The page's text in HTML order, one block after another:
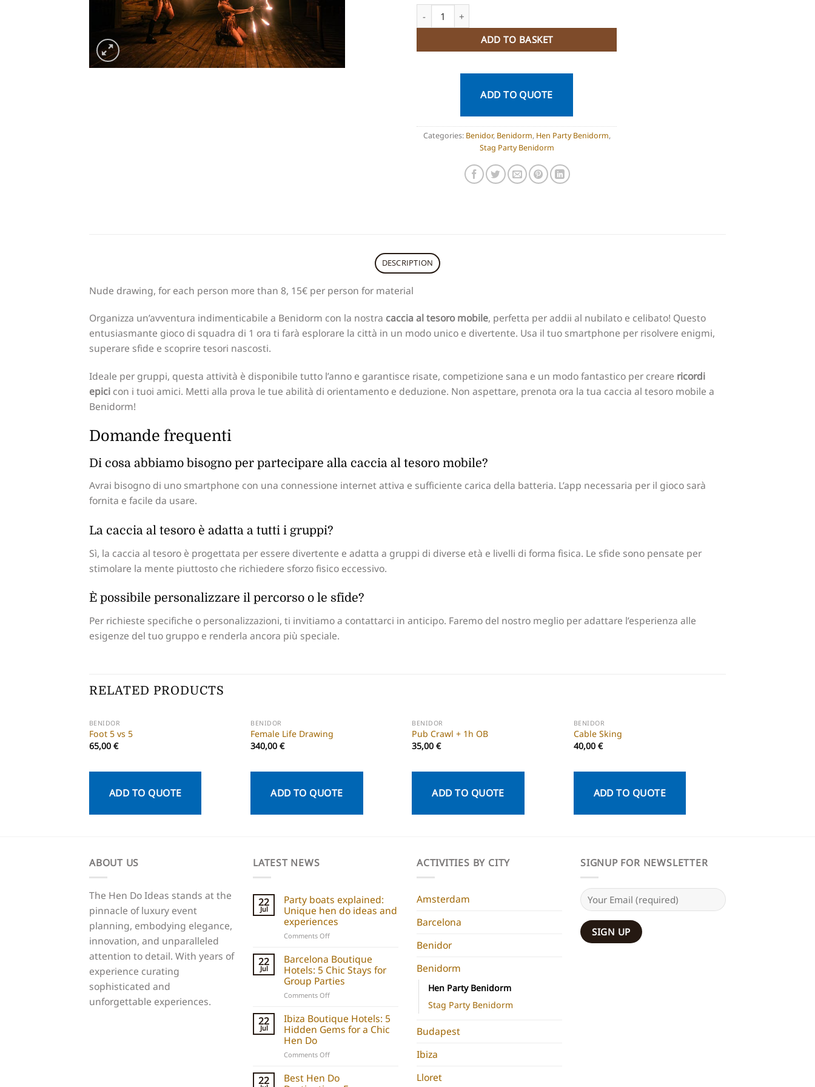
Treasure Hunt whith Mobile quantity
ADD TO BASKET
ADD TO QUOTE
Categories: Benidor, Benidorm, Hen Party Benidorm,
Stag Party Benidorm
DESCRIPTION
Nude drawing, for each person more than 8, 15€ per person for material
Organizza un’avventura indimenticabile a Benidorm con la nostra caccia al tesoro mobile, perfetta per addii al nubilato e celibato! Questo
entusiasmante gioco di squadra di 1 ora ti farà esplorare la città in un modo unico e divertente. Usa il tuo smartphone per risolvere enigmi,
superare sfide e scoprire tesori nascosti.
Ideale per gruppi, questa attività è disponibile tutto l’anno e garantisce risate, competizione sana e un modo fantastico per creare ricordi
epici con i tuoi amici. Metti alla prova le tue abilità di orientamento e deduzione. Non aspettare, prenota ora la tua caccia al tesoro mobile a
Benidorm!
Domande frequenti
Di cosa abbiamo bisogno per partecipare alla caccia al tesoro mobile?
Avrai bisogno di uno smartphone con una connessione internet attiva e sufficiente carica della batteria. L’app necessaria per il gioco sarà
fornita e facile da usare.
La caccia al tesoro è adatta a tutti i gruppi?
Sì, la caccia al tesoro è progettata per essere divertente e adatta a gruppi di diverse età e livelli di forma fisica. Le sfide sono pensate per
stimolare la mente piuttosto che richiedere sforzo fisico eccessivo.
È possibile personalizzare il percorso o le sfide?
Per richieste specifiche o personalizzazioni, ti invitiamo a contattarci in anticipo. Faremo del nostro meglio per adattare l’esperienza alle
esigenze del tuo gruppo e renderla ancora più speciale.
RELATED PRODUCTS
BENIDOR
Foot 5 vs 5
65,00 €
ADD TO QUOTE
BENIDOR
Female Life Drawing
340,00€
ADD TO QUOTE
BENIDOR
Pub Crawl + 1h OB
35,00€
ADD TO QUOTE
BENIDOR
Cable Sking
40,00 €
ADD TO QUOTE
ABOUT US
The Hen Do Ideas stands at the
pinnacle of luxury event
planning, embodying elegance,
innovation, and unparalleled
attention to detail. With years of
experience curating
sophisticated and
unforgettable experiences.
LATEST NEWS
22
Jul
Party boats explained:
Unique hen do ideas and
experiences
Comments Offon
boats
explained:
Unique
hen
do
and
experiences
22
Jul
Barcelona Boutique
Hotels: 5 Chic Stays for
Group Parties
Comments Offon
Boutique
Hotels:
5
Stays
Group
22
Jul
Ibiza Boutique Hotels: 5
Hidden Gems for a Chic
Hen Do
Comments Offon
Boutique
Hotels:
22
Best Hen Do
ACTIVITIES BY CITY
Amsterdam
Barcelona
Benidor
Benidorm
Hen Party Benidorm
Stag Party Benidorm
Budapest
Ibiza
Lloret
SIGNUP FOR NEWSLETTER